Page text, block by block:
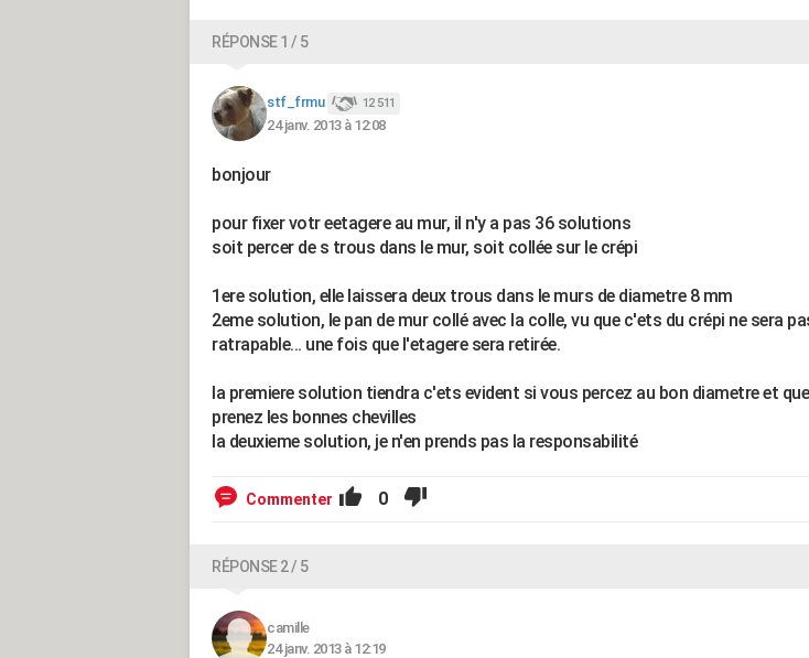
RÉPONSE 1 / 5
stf_frmu 12 511
24 janv. 2013 à 12:08
bonjour
pour fixer votr eetagere au mur, il n'y a pas 36 solutions
soit percer de s trous dans le mur, soit collée sur le crépi
1ere solution, elle laissera deux trous dans le murs de diametre 8 mm
2eme solution, le pan de mur collé avec la colle, vu que c'ets du crépi ne sera
ratrapable... une fois que l'etagere sera retirée.
la premiere solution tiendra c'ets evident si vous percez au bon diametre et
prenez les bonnes chevilles
la deuxieme solution, je n'en prends pas la responsabilité
Commenter 0
RÉPONSE 2 / 5
camille
24 janv. 2013 à 12:19